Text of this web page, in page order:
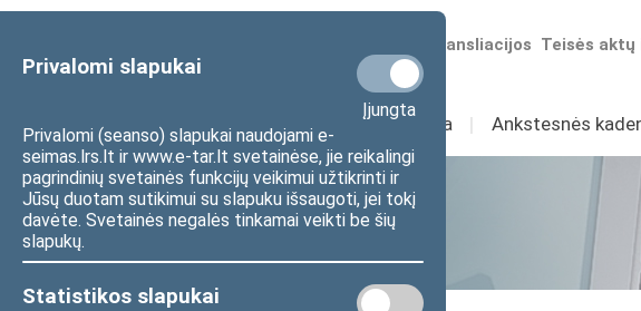
Privalomi slapukai
Įjungta
Privalomi (seanso) slapukai naudojami e-
seimas.lrs.lt ir www.e-tar.lt svetainėse, jie reikalingi
pagrindinių svetainės funkcijų veikimui užtikrinti ir
Jūsų duotam sutikimui su slapuku išsaugoti, jei tokį
davėte. Svetainės negalės tinkamai veikti be šių
slapukų.
Statistikos slapukai
Teisės
Numatomos transliacijos
Sudėtis Veikla I Ankstesnės
Statistika